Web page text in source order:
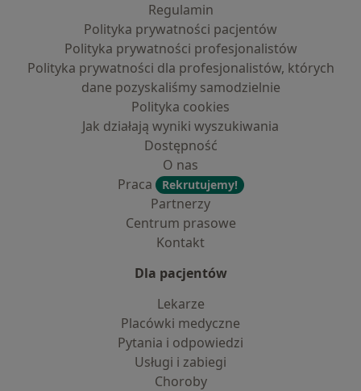
Regulamin
Polityka prywatności pacjentów
Polityka prywatności profesjonalistów
Polityka prywatności dla profesjonalistów, których
dane pozyskaliśmy samodzielnie
Polityka cookies
Jak działają wyniki wyszukiwania
Dostępność
O nas
Praca
Rekrutujemy!
Partnerzy
Centrum prasowe
Kontakt
Dla pacjentów
Lekarze
Placówki medyczne
Pytania i odpowiedzi
Usługi i zabiegi
Choroby